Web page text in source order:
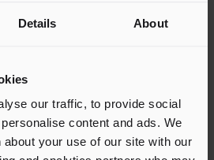
Details About
our traffic, to provide social
content and ads. We
your use of our site with our